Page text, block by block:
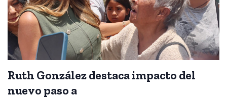
Ruth González destaca impacto del
nuevo paso a